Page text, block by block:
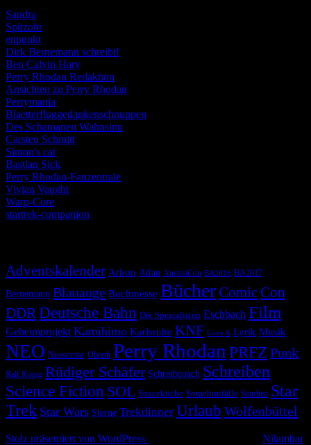
Sandra
Spitzohr
enpunkt
Dirk Bernemann schreibt!
Ben Calvin Hary
Perry Rhodan Redaktion
Ansichten zu Perry Rhodan
Perrymania
Blaetterfluggedankenschnuppen
Des Schamanen Wahnsinn
Carsten Schmitt
Simon's cat
Bastian Sick
Perry Rhodan-Fanzentrale
Vivian Vaught
Warp-Core
startrek-companion
Adventskalender Arkon Atlan AustriaCon BA2016 BA2017
Bernemann Blauauge Buchmesse BücherComicCon
DDR Deutsche Bahn Die Spezialisten Eschbach Film
Geheimprojekt Kamihimo Karlsruhe KNF Love A Lyrik Musik
NEO Nussernte Oberth Perry Rhodan PRFZ Punk
Ralf König Rüdiger Schäfer Schreibcoach Schreiben
Science Fiction SOL Spaceküche Sprachunfälle Stardust Star
Trek Star Wars Sterne Trekdinner Urlaub Wolfenbüttel
Stolz präsentiert von WordPress
Nilambar.